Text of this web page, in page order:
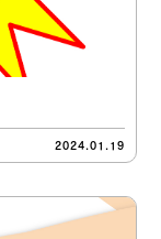
2024.01.19